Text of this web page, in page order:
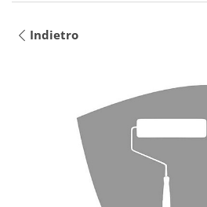
Indietro